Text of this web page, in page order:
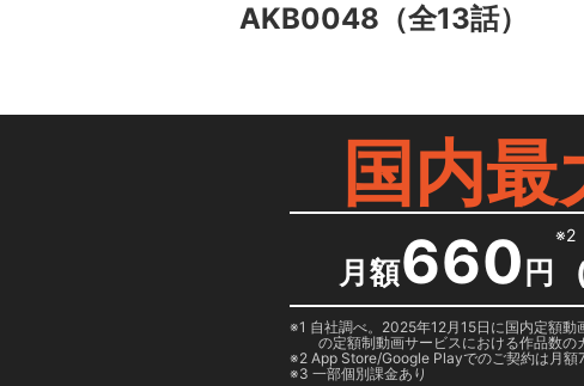
AKB0048 （全13話）
国内最
月額660 円
※2
1 自社調べ。2025年12月15日に国内定額
の定額制動画サービスにおける作品数の
2 App Store/Google Playでのご契約は月額
3 一部個別課金あり